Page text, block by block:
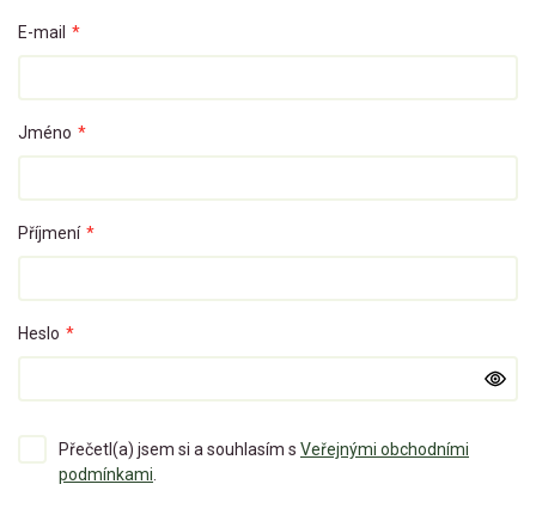
E-mail *
Jméno *
Příjmení *
Heslo *
Přečetl(a) jsem si a souhlasím s Veřejnými obchodními
podmínkami.